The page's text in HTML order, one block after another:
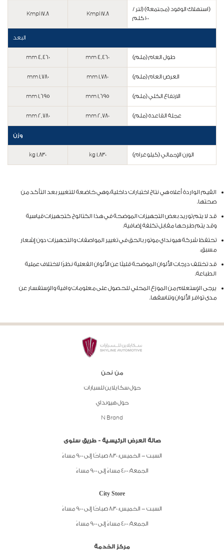
(استهلاك الوقود (مجتمعة) (لتر /
100 كلم
17.8 Kmpl
17.8 Kmpl
البعد
طول العام (ملم) 4,460 mm
4,460 mm
العرض العام (ملم) 1,780 mm
1,780 mm
الارتفاع الكلي (ملم) 1,695 mm
1,695 mm
عجلة القاعدة (ملم) 2,780 mm
2,780 mm
وزن
الوزن الإجمالي (كيلوغرام) 1,830 kg
1,830 kg
القيم الواردة أعلاه هي نتاج اختبارات داخلية، وهي خاضعة للتغيير بعد التأكد من
صحتها.
قد لا يتم توريد بعض التجهيزات الموضحة في هذا الكتالوج كتجهيزات قياسية
وقد يتم طرحها مقابل تكلفة إضافية.
تحتفظ شركة هيونداي موتور بالحق في تغيير المواصفات والتجهيزات دون إشعار
مسبق.
قد تختلف درجات الألوان الموضحة قليلًا عن الألوان الفعلية نظرًا لاختلاف عملية
الطباعة.
يرجى الإستعلام من الموزع المحلي للحصول على معلومات وافية والإستفسار عن
مدى توافر الألوان وتناسقها.
من نحن
حول سكايلاين للسيارات
حول هيونداي
N Brand
صالة العرض الرئيسية - طريق سلوى
السبت - الخميس: 8:30 صباحًا إلى 9:00 مساءً
الجمعة: 4:00 مساءً إلى 9:00 مساءً
City Store
السبت - الخميس: 8:30 صباحًا إلى 9:00 مساءً
الجمعة: 4:00 مساءً إلى 9:00 مساءً
مركز الخدمة